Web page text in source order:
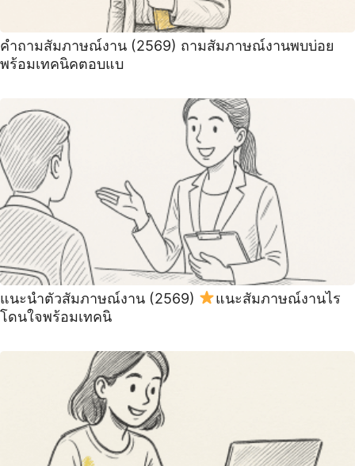
คำถามสัมภาษณ์งาน (2569) ถามสัมภาษณ์งานพบบ่อย
พร้อมเทคนิคตอบแบ
แนะนําตัวสัมภาษณ์งาน (2569)
แนะสัมภาษณ์งานไร
โดนใจพร้อมเทคนิ